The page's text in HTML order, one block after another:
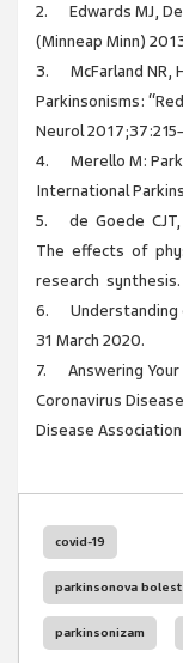
2. Edwards MJ,
(Minneap Minn)
3. McFarland NR,
Parkinsonisms:
Neurol
4. Merello M:
International
5. de Goede CJT,
The effects of
research
6. Understanding
31 March 2020.
7. Answering Your
Coronavirus
Disease
covid-19
parkinsonova bolest
parkinsonizam